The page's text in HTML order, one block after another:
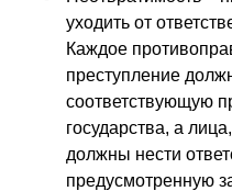
уходить от
Каждое
преступление
соответствующую
государства, а
должны нести
предусмотренную